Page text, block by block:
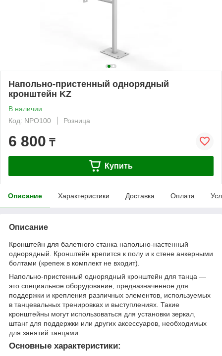
Напольно-пристенный однорядный
кронштейн KZ
В наличии
Код: NPO100
Розница
6 800 ₸
Купить
Описание Характеристики Доставка Оплата
Описание
Кронштейн для балетного станка напольно-настенный
однорядный. Кронштейн крепится к полу и к стене анкерными
болтами (крепеж в комплект не входит).
Напольно-пристенный однорядный кронштейн для танца —
это специальное оборудование, предназначенное для
поддержки и крепления различных элементов, используемых
в танцевальных тренировках и выступлениях. Такие
кронштейны могут использоваться для установки зеркал,
штанг для поддержки или других аксессуаров, необходимых
для занятий танцами.
Основные характеристики: